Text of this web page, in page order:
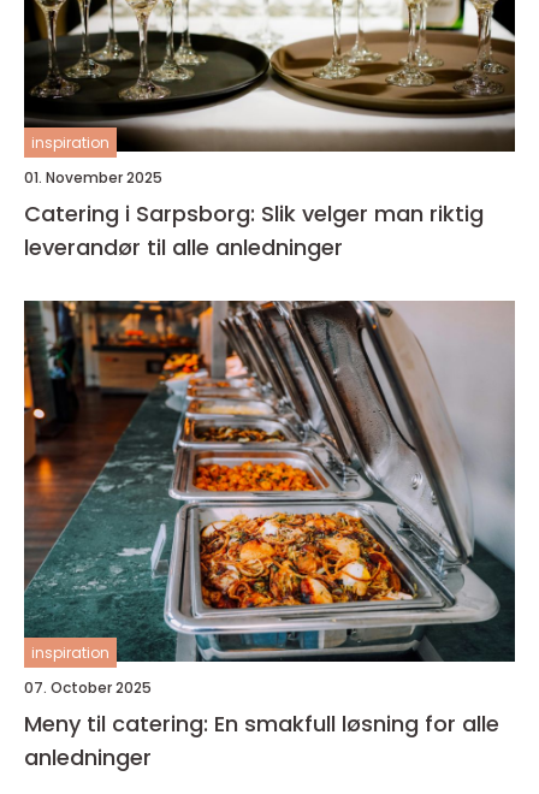
inspiration
01. November 2025
Catering i Sarpsborg: Slik velger man riktig
leverandør til alle anledninger
inspiration
07. October 2025
Meny til catering: En smakfull løsning for alle
anledninger